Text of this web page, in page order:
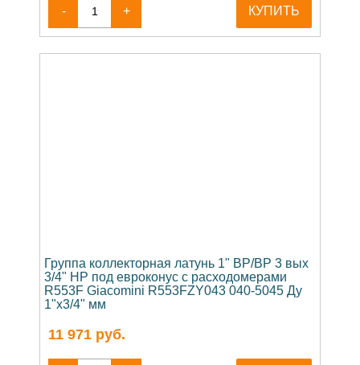
- + КУПИТЬ
Группа коллекторная латунь 1" ВР/ВР 3 вых
3/4" НР под евроконус с расходомерами
R553F Giacomini R553FZY043 040-5045 Ду
1"х3/4" мм
11 971 руб.